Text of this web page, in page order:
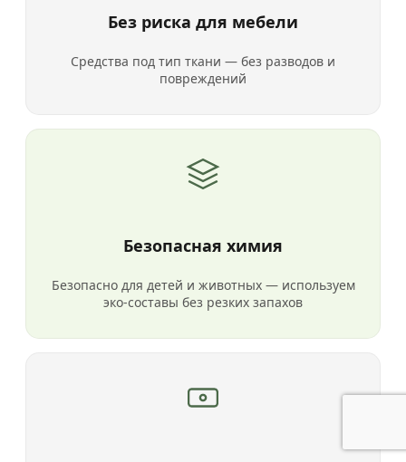
Без риска для мебели
Средства под тип ткани — без разводов и
повреждений
Безопасная химия
Безопасно для детей и животных — используем
эко-составы без резких запахов